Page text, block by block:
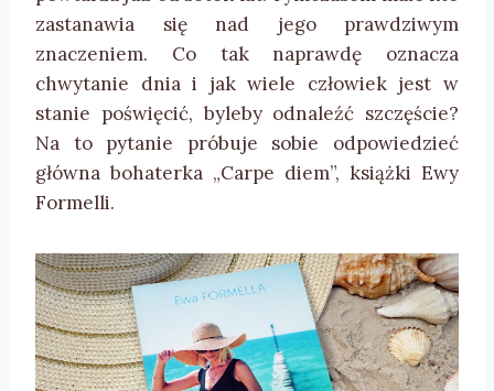
zastanawia się nad jego prawdziwym
znaczeniem. Co tak naprawdę oznacza
chwytanie dnia i jak wiele człowiek jest w
stanie poświęcić, byleby odnaleźć szczęście?
Na to pytanie próbuje sobie odpowiedzieć
główna bohaterka „Carpe diem”, książki Ewy
Formelli.